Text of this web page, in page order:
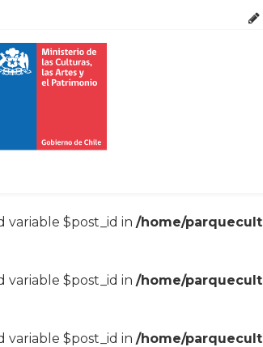
variable $post_id in/home/
variable $post_id in/home/
variable $post_id in/home/